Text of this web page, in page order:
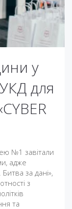
у
для
№1 завітали
адже
за дані»,
з
та